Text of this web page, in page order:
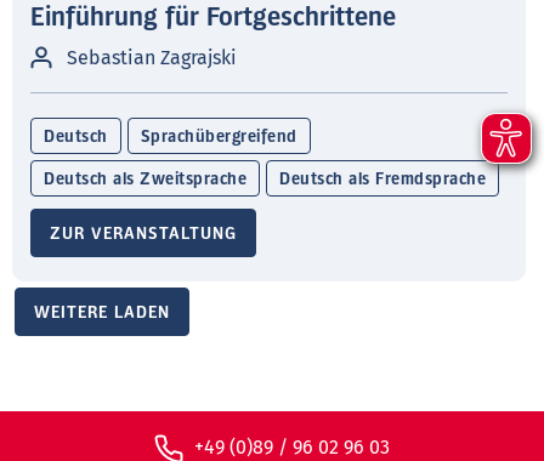
Einführung für Fortgeschrittene
Sebastian Zagrajski
Deutsch Sprachübergreifend
Deutsch als Zweitsprache Deutsch als Fremdsprache
ZUR VERANSTALTUNG
WEITERE LADEN
+49 (0)89 / 96 02 96 03